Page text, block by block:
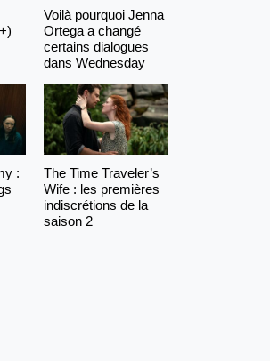
Voilà pourquoi Jenna
Ortega a changé
certains dialogues
dans Wednesday
:
The Time Traveler’s
Wife : les premières
indiscrétions de la
saison 2